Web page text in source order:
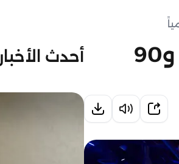
"إكسبوجر2018" ينطلق غداً مع 700 صورة و90
أحدث الأخبار